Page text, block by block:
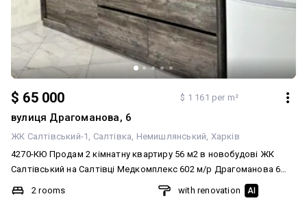
$ 65 000 $ 1 161 per m²
вулиця Драгоманова, 6
ЖК Салтівський-1 Салтівка Немишлянський Харків
4270-КЮ Продам 2 кімнатну квартиру 56 м2 в новобудові ЖК
Салтівський на Салтівці Медкомплекс 602 м/р Драгоманова 6
Поверх: 3/9 Площа: 56/39/11м2 Тип будинку: новобудова
Планування: одностороння, кімнати роздільні капітальний
2 rooms
with renovation AI